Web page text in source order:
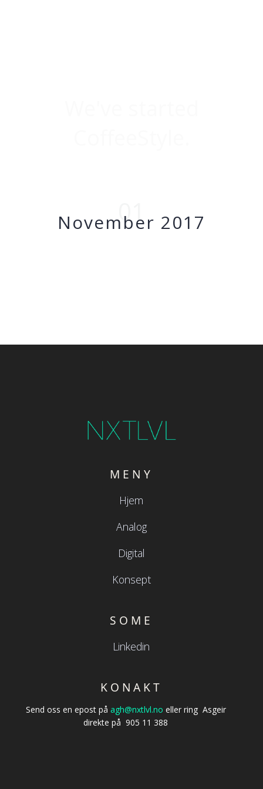
01
November 2017
MENY
Hjem
Analog
Digital
Konsept
SOME
Linkedin
KONAKT
Send oss en epost på agh@nxtlvl.no eller ring Asgeir
direkte på 905 11 388